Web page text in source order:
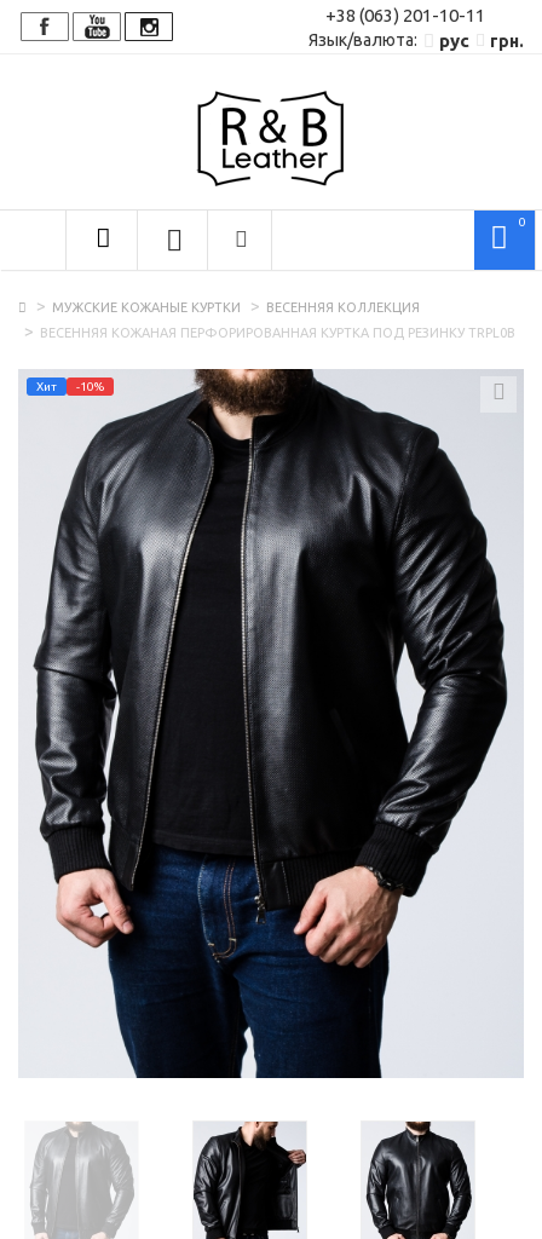
+38 (063) 201-10-11
Язык/валюта: рус грн.
0
МУЖСКИЕ КОЖАНЫЕ КУРТКИ
ВЕСЕННЯЯ КОЛЛЕКЦИЯ
ВЕСЕННЯЯ КОЖАНАЯ ПЕРФОРИРОВАННАЯ КУРТКА ПОД РЕЗИНКУ TRPL0B
Хит -10%